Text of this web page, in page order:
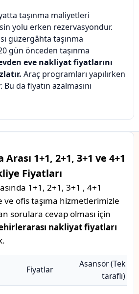
taşınma maliyetleri
yolu erken rezervasyondur.
güzergâhta taşınma
gün önceden taşınma
eve nakliyat fiyatlarını
Araç programları yapılırken
da fiyatın azalmasını
1+1, 2+1, 3+1 ve 4+1
Fiyatları
1+1, 2+1, 3+1 , 4+1
ve ofis taşıma hizmetlerimizle
sorulara cevap olması için
nakliyat fiyatları
Fiyatlar
Asansör (Tek
taraflı)